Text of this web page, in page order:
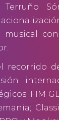
Terruño
musical
recorrido
FIM